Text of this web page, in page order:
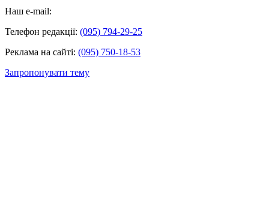
Наш e-mail:
Телефон редакції: (095) 794-29-25
Реклама на сайті: (095) 750-18-53
Запропонувати тему